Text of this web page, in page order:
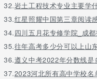
32.岩土工程技术专业主要学
33.红星照耀中国第三章阅读
34.四川五月花专修学院_成
35.往年高考多少分可以上山
36.遵义中考2022年分数线
37.2023河北所有高中学校